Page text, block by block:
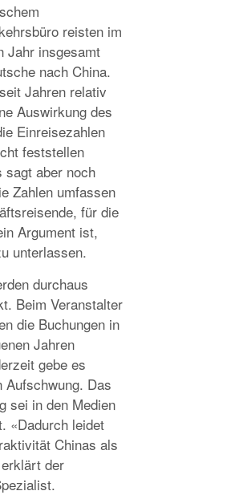
reisten im
Jahr insgesamt
nach China.
Jahren relativ
Auswirkung des
Einreisezahlen
feststellen
sagt aber noch
Zahlen umfassen
für die
Argument ist,
unterlassen.
durchaus
Beim Veranstalter
die Buchungen in
Jahren
gebe es
Aufschwung. Das
sei in den Medien
«Dadurch leidet
Chinas als
der